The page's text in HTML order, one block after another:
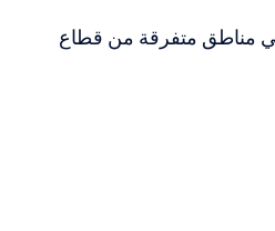
مناطق متفرقة من قطاع